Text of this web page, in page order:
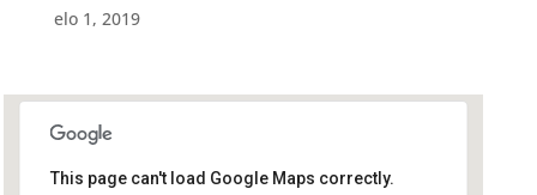
elo 1, 2019
This page can't load Google Maps correctly.